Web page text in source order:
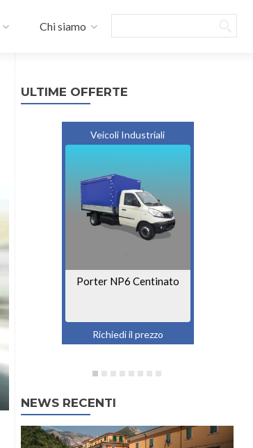
Chi siamo
ULTIME OFFERTE
Veicoli Industriali
Porter NP6 Centinato
Richiedi il prezzo
NEWS RECENTI